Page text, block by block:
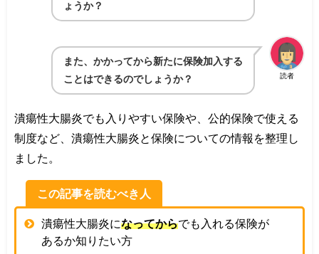
ょうか？
読者
また、かかってから新たに保険加入する
ことはできるのでしょうか？
潰瘍性大腸炎でも入りやすい保険や、公的保険で使える
制度など、潰瘍性大腸炎と保険についての情報を整理し
ました。
この記事を読むべき人
潰瘍性大腸炎になってからでも入れる保険が
あるか知りたい方